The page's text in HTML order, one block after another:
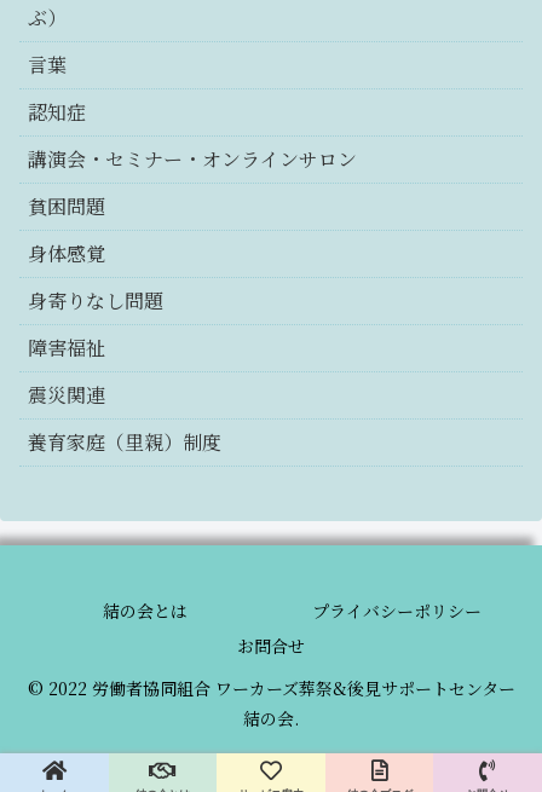
ぶ）
言葉
認知症
講演会・セミナー・オンラインサロン
貧困問題
身体感覚
身寄りなし問題
障害福祉
震災関連
養育家庭（里親）制度
結の会とは
プライバシーポリシー
お問合せ
© 2022 労働者協同組合 ワーカーズ葬祭&後見サポートセンター
結の会.